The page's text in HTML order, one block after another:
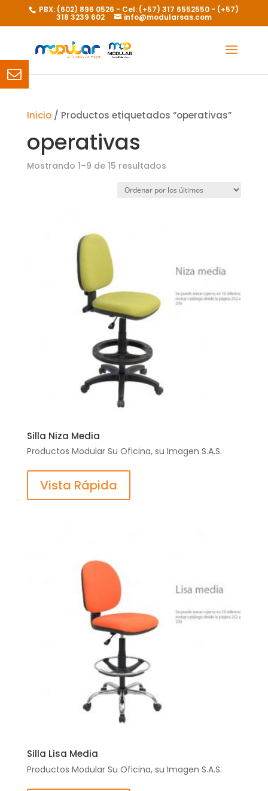
PBX: (602) 896 0526 - Cel: (+57) 317 6552550 - (+57)
318 3239 602 info@modularsas.com
Inicio/ Productos etiquetados “operativas”
operativas
Mostrando 1–9 de 15 resultadosOrdenado
los
Silla Niza Media
Productos Modular Su Oficina, su Imagen S.A.S.
Vista Rápida
Silla Lisa Media
Productos Modular Su Oficina, su Imagen S.A.S.